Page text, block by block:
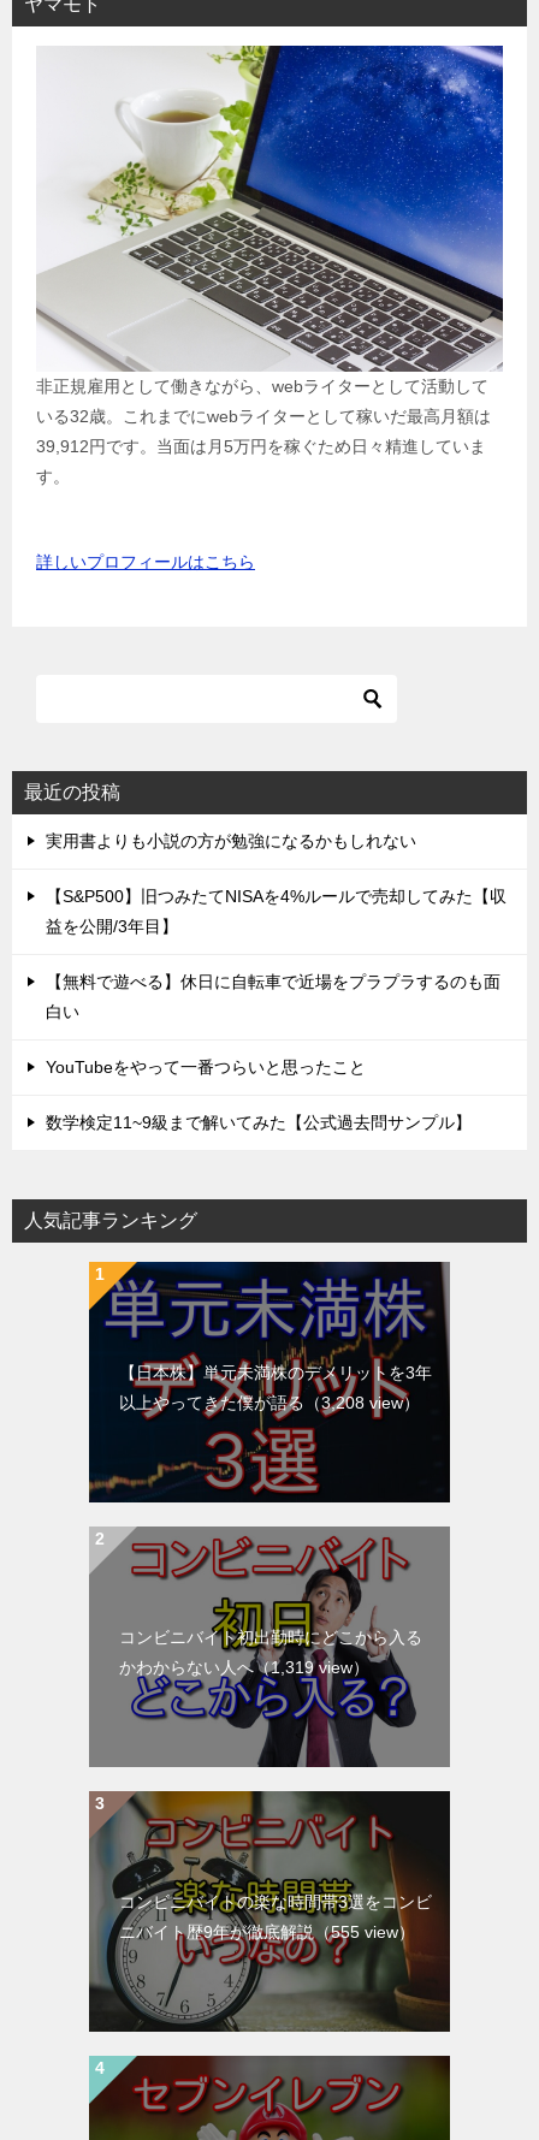
ヤマモト
非正規雇用として働きながら、webライターとして活動して
いる32歳。これまでにwebライターとして稼いだ最高月額は
39,912円です。当面は月5万円を稼ぐため日々精進していま
す。
詳しいプロフィールはこちら
最近の投稿
実用書よりも小説の方が勉強になるかもしれない
【S&P500】旧つみたてNISAを4%ルールで売却してみた【収
益を公開/3年目】
【無料で遊べる】休日に自転車で近場をプラプラするのも面
白い
YouTubeをやって一番つらいと思ったこと
数学検定11~9級まで解いてみた【公式過去問サンプル】
人気記事ランキング
【日本株】単元未満株のデメリットを3年
以上やってきた僕が語る （3,208 view）
コンビニバイト初出勤時にどこから入る
かわからない人へ（1,319 view）
コンビニバイトの楽な時間帯3選をコンビ
ニバイト歴9年が徹底解説（555 view）